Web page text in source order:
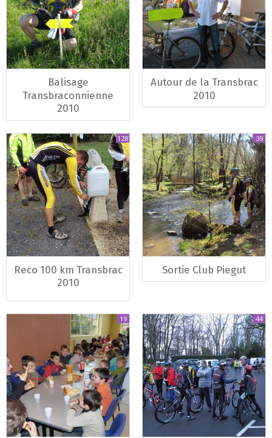
Balisage
Transbraconnienne
2010
Autour de la Transbrac
2010
128
Reco 100 km Transbrac
2010
39
Sortie Club Piegut
19 44